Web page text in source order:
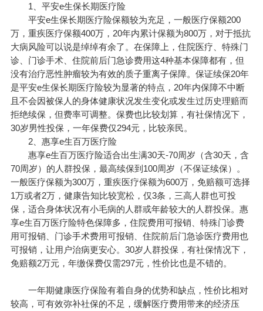
1、平安e生保长期医疗险
平安e生保长期医疗险保额较为充足，一般医疗保额200
万，重疾医疗保额400万，20年内累计保额为800万，对于抵抗
大病风险可以说是绰绰有余了。在保障上，住院医疗、特殊门
诊、门诊手术、住院前后门急诊费用这4种基本保障都有，但
没有治疗恶性肿瘤较为有效的质子重离子保障。保证续保20年
是平安e生保长期医疗险较为显著的特点，20年内保障不中断
且不会因被保人的身体健康状况发生变化或发生过历史理赔而
拒绝续保，但费率可调整。保费也比较划算，有社保情况下，
30岁男性投保，一年保费仅294元，比较亲民。
2、惠享e生百万医疗险
惠享e生百万医疗险适合出生满30天-70周岁（含30天，含
70周岁）的人群投保，最高续保到100周岁（不保证续保）。
一般医疗保额为300万，重疾医疗保额为600万，免赔额可选择
1万或者2万，健康告知比较宽松，仅3条，三高人群也可投
保，适合身体状况有小毛病的人群或年龄较大的人群投保。惠
享e生百万医疗险特色保障多，住院费用可报销、特殊门诊费
用可报销、门诊手术费用可报销、住院前后门急诊医疗费用也
可报销，让用户治病更安心。30岁人群投保，有社保情况下，
免赔额2万元，年缴保费仅需297元，性价比也是不错的。
一年期健康医疗保险有着自身的优势和缺点，性价比相对
较高，可有效弥补社保的不足，缓解医疗费用带来的经济压